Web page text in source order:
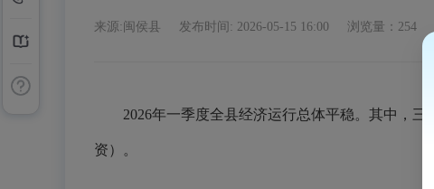
来源:闽侯县 发布时间: 2026-05-15 16:00 浏览量：254
2026年一季度全县经济运行总体平稳。其中，三
资）。